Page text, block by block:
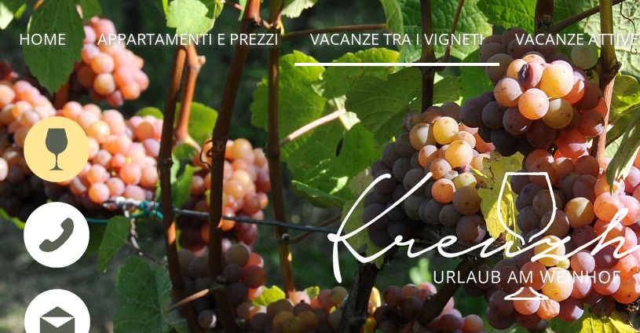
HOME APPARTAMENTI E PREZZI VACANZE TRA I VIGNETI VACANZE ATTIVE